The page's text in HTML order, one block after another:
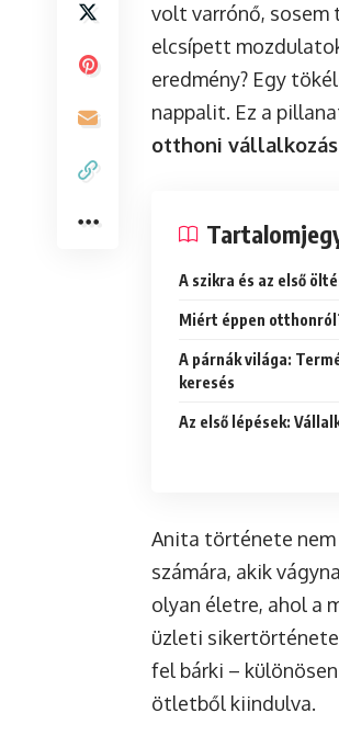
volt varrónő,
elcsípett
eredmény? Egy
nappalit. Ez a
otthoni vállalkozás
A szikra és az első
Miért éppen
A párnák világa:
keresés
Az első lépések:
Anita története nem
számára, akik
olyan életre, ahol a
üzleti
fel bárki –
ötletből kiindulva.